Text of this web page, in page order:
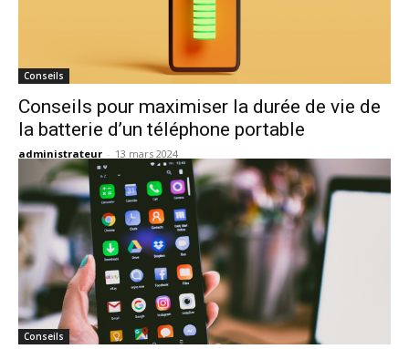
Conseils
Conseils pour maximiser la durée de vie de
la batterie d’un téléphone portable
administrateur - 13 mars 2024
Conseils